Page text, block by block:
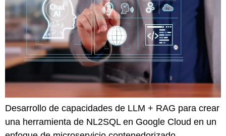
Desarrollo de capacidades de LLM + RAG para crear
una herramienta de NL2SQL en Google Cloud en un